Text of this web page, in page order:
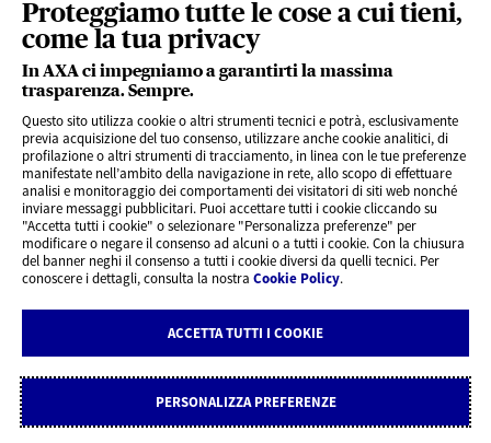
Proteggiamo tutte le cose a cui tieni,
come la tua privacy
In AXA ci impegniamo a garantirti la massima
trasparenza. Sempre.
Questo sito utilizza cookie o altri strumenti tecnici e potrà, esclusivamente
previa acquisizione del tuo consenso, utilizzare anche cookie analitici, di
profilazione o altri strumenti di tracciamento, in linea con le tue preferenze
manifestate nell’ambito della navigazione in rete, allo scopo di effettuare
analisi e monitoraggio dei comportamenti dei visitatori di siti web nonché
inviare messaggi pubblicitari. Puoi accettare tutti i cookie cliccando su
"Accetta tutti i cookie" o selezionare "Personalizza preferenze" per
modificare o negare il consenso ad alcuni o a tutti i cookie. Con la chiusura
del banner neghi il consenso a tutti i cookie diversi da quelli tecnici. Per
conoscere i dettagli, consulta la nostra Cookie Policy.
ACCETTA TUTTI I COOKIE
PERSONALIZZA PREFERENZE
CONTENUTI INTERESSANTI
BLOG
Privacy
Rivedi le tue scelte sui Cookie
Cookie Policy
Note legali